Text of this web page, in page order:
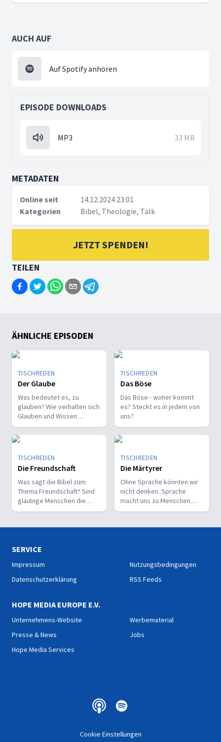
AUCH AUF
Auf Spotify anhören
EPISODE DOWNLOADS
MP3 33 MB
METADATEN
Online seit
14.12.2024 23:01
Kategorien
Bibel, Theologie, Talk
JETZT SPENDEN!
TEILEN
ÄHNLICHE EPISODEN
TISCHREDEN
Der Glaube
Was bedeutet es, zu
glauben? Wie verhalten sich
Glauben und Wissen
zueinander? Ist der Glaube
ein Geschenk oder eine
Entscheidung?
TISCHREDEN
Das Böse
Das Böse - woher kommt
es? Steckt es in jedem von
uns?
TISCHREDEN
Die Freundschaft
Was sagt die Bibel zum
Thema Freundschaft? Sind
gläubige Menschen die
besseren Freunde? Ist Gott
TISCHREDEN
Die Märtyrer
Ohne Sprache könnten wir
nicht denken. Sprache
macht uns zu Menschen.
Gott kommuniziert oft durch
SERVICE
Impressum
Datenschutzerklärung
Nutzungsbedingungen
RSS Feeds
HOPE MEDIA EUROPE E.V.
Unternehmens-Website
Presse & News
Hope Media Services
Werbematerial
Jobs
Cookie Einstellungen